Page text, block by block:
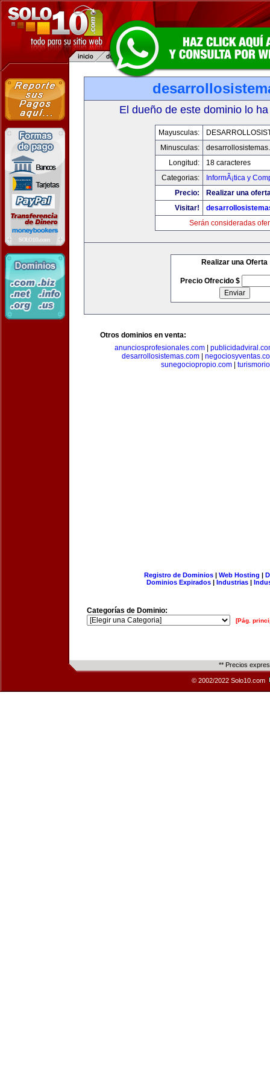
El dueño de este dominio lo
Mayusculas:
Minusculas:
Longitud:
18 caracteres
Categorias:
InformÃ¡tica y
Precio:
Realizar una
Visitar!
Serán consideradas
Realizar una Oferta
Precio Ofrecido $
Otros dominios en venta:
anunciosprofesionales.com|
desarrollosistemas.com|
sunegociopropio.com|
Registro de Dominios| Web Hosting |
Dominios Expirados | Industrias |
Categorías de Dominio:
[Pág.
** Precios
© 2002/2022 Solo10.com